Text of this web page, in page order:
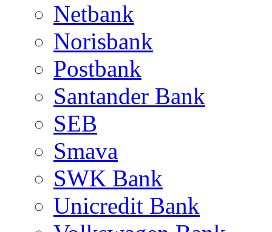
Netbank
Norisbank
Postbank
Santander Bank
SEB
Smava
SWK Bank
Unicredit Bank